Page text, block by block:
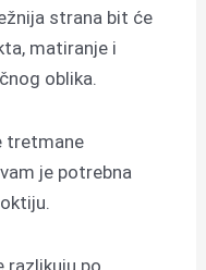
strana bit će
matiranje i
oblika.
tretmane
je potrebna
razlikuju po